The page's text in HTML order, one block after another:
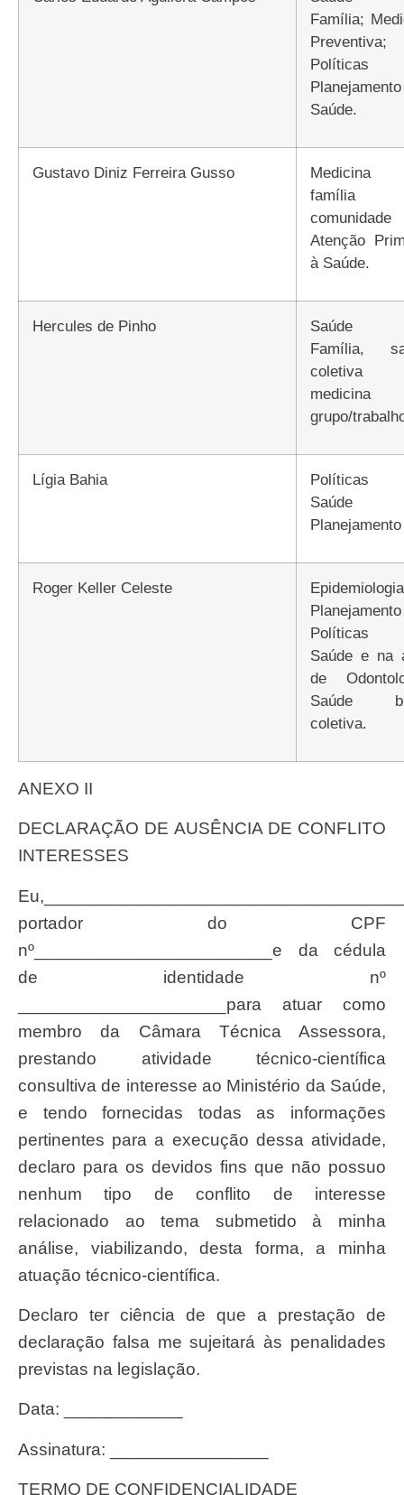
Família;
Preventiva;
Saúde.
Gustavo Diniz Ferreira Gusso
Medicina de
Atenção
à Saúde.
Hercules de Pinho
Saúde da
Família,
medicina
grupo/
Lígia Bahia
Políticas de
Saúde
Planejamento
Roger Keller Celeste
Epidemiologia e
Políticas
Saúde e na
de
Saúde
coletiva.
ANEXO II
DECLARAÇÃO DE AUSÊNCIA DE CONFLITO
INTERESSES
Eu,______________________________________________________________,
portador do CPF
nº________________________e da cédula
de identidade nº
_____________________para atuar como
membro da Câmara Técnica Assessora,
prestando atividade técnico-científica
consultiva de interesse ao Ministério da Saúde,
e tendo fornecidas todas as informações
pertinentes para a execução dessa atividade,
declaro para os devidos fins que não possuo
nenhum tipo de conflito de interesse
relacionado ao tema submetido à minha
análise, viabilizando, desta forma, a minha
atuação técnico-científica.
Declaro ter ciência de que a prestação de
declaração falsa me sujeitará às penalidades
previstas na legislação.
Data: ____________
Assinatura: ________________
TERMO DE CONFIDENCIALIDADE